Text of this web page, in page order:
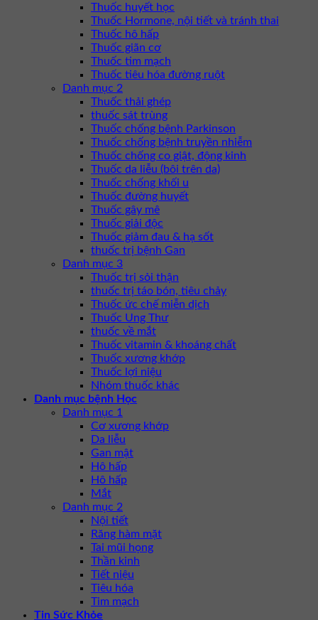
Thuốc huyết học
Thuốc Hormone, nội tiết và tránh thai
Thuốc hô hấp
Thuốc giãn cơ
Thuốc tim mạch
Thuốc tiêu hóa đường ruột
Danh mục 2
Thuốc thải ghép
thuốc sát trùng
Thuốc chống bệnh Parkinson
Thuốc chống bệnh truyền nhiễm
Thuốc chống co giật, động kinh
Thuốc da liễu (bôi trên da)
Thuốc chống khối u
Thuốc đường huyết
Thuốc gây mê
Thuốc giải độc
Thuốc giảm đau & hạ sốt
thuốc trị bệnh Gan
Danh mục 3
Thuốc trị sỏi thận
thuốc trị táo bón, tiêu chảy
Thuốc ức chế miễn dịch
Thuốc Ung Thư
thuốc về mắt
Thuốc vitamin & khoáng chất
Thuốc xương khớp
Thuốc lợi niệu
Nhóm thuốc khác
Danh mục bệnh Học
Danh mục 1
Cơ xương khớp
Da liễu
Gan mật
Hô hấp
Hô hấp
Mắt
Danh mục 2
Nội tiết
Răng hàm mặt
Tai mũi họng
Thần kinh
Tiết niệu
Tiêu hóa
Tim mạch
Tin Sức Khỏe